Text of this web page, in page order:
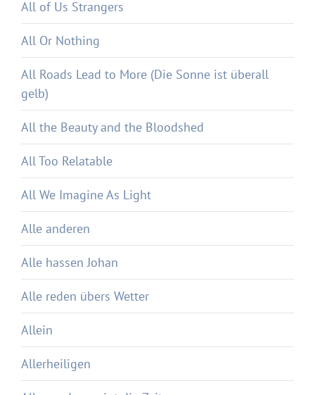
All of Us Strangers
All Or Nothing
All Roads Lead to More (Die Sonne ist überall
gelb)
All the Beauty and the Bloodshed
All Too Relatable
All We Imagine As Light
Alle anderen
Alle hassen Johan
Alle reden übers Wetter
Allein
Allerheiligen